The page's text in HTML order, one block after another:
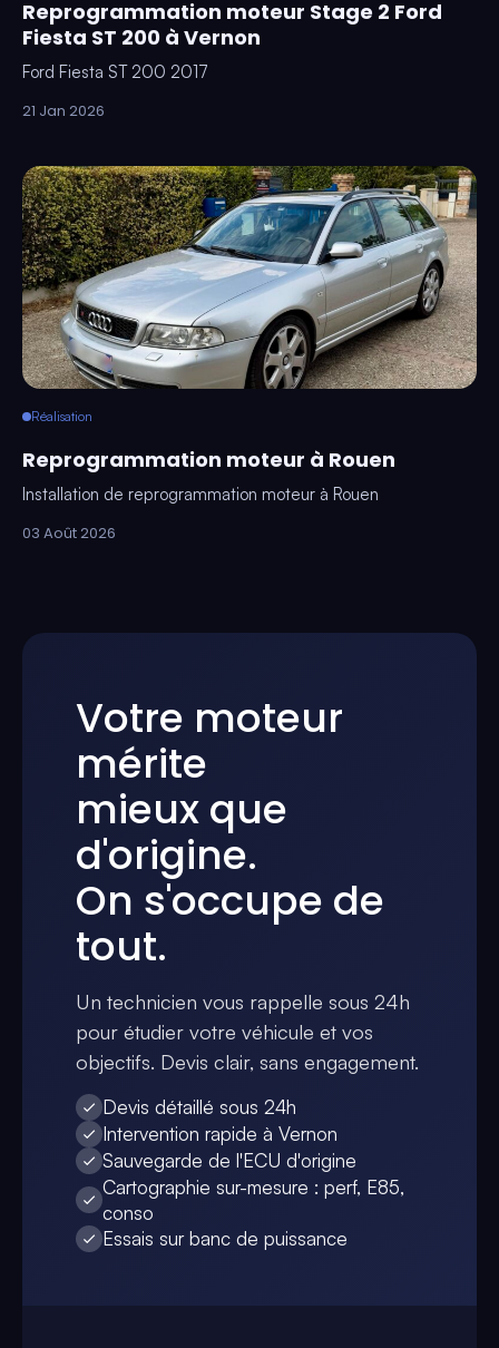
Reprogrammation moteur Stage 2 Ford
Fiesta ST 200 à Vernon
Ford Fiesta ST 200 2017
21 Jan 2026
Réalisation
Reprogrammation moteur à Rouen
Installation de reprogrammation moteur à Rouen
03 Août 2026
Votre moteur
mérite
mieux que
d'origine.
On s'occupe de
tout.
Un technicien vous rappelle sous 24h
pour étudier votre véhicule et vos
objectifs. Devis clair, sans engagement.
Devis détaillé sous 24h
Intervention rapide à Vernon
Sauvegarde de l'ECU d'origine
Cartographie sur-mesure : perf, E85,
conso
Essais sur banc de puissance